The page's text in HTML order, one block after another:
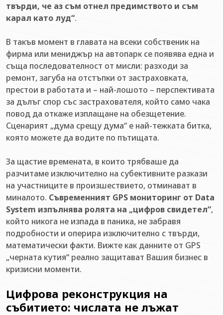
твърди, че аз съм отнел предимството и съм
карал като луд“.
В такъв момент в главата на всеки собственик на
фирма или мениджър на автопарк се появява една и
съща последователност от мисли: разходи за
ремонт, загуба на отстъпки от застраховката,
престои в работата и – най-лошото – перспективата
за дълъг спор със застрахователя, който само чака
повод да откаже изплащане на обезщетение.
Сценарият „дума срещу дума“ е най-тежката битка,
която можете да водите по пътищата.
За щастие времената, в които трябваше да
разчитаме изключително на субективните разкази
на участниците в произшествието, отминават в
миналото. Съвременният GPS мониторинг от Data
System изпълнява ролята на „цифров свидетел“,
който никога не изпада в паника, не забравя
подробности и оперира изключително с твърди,
математически факти. Вижте как данните от GPS
„черната кутия“ реално защитават Вашия бизнес в
кризисни моменти.
Цифрова реконструкция на
събитието: числата не лъжат